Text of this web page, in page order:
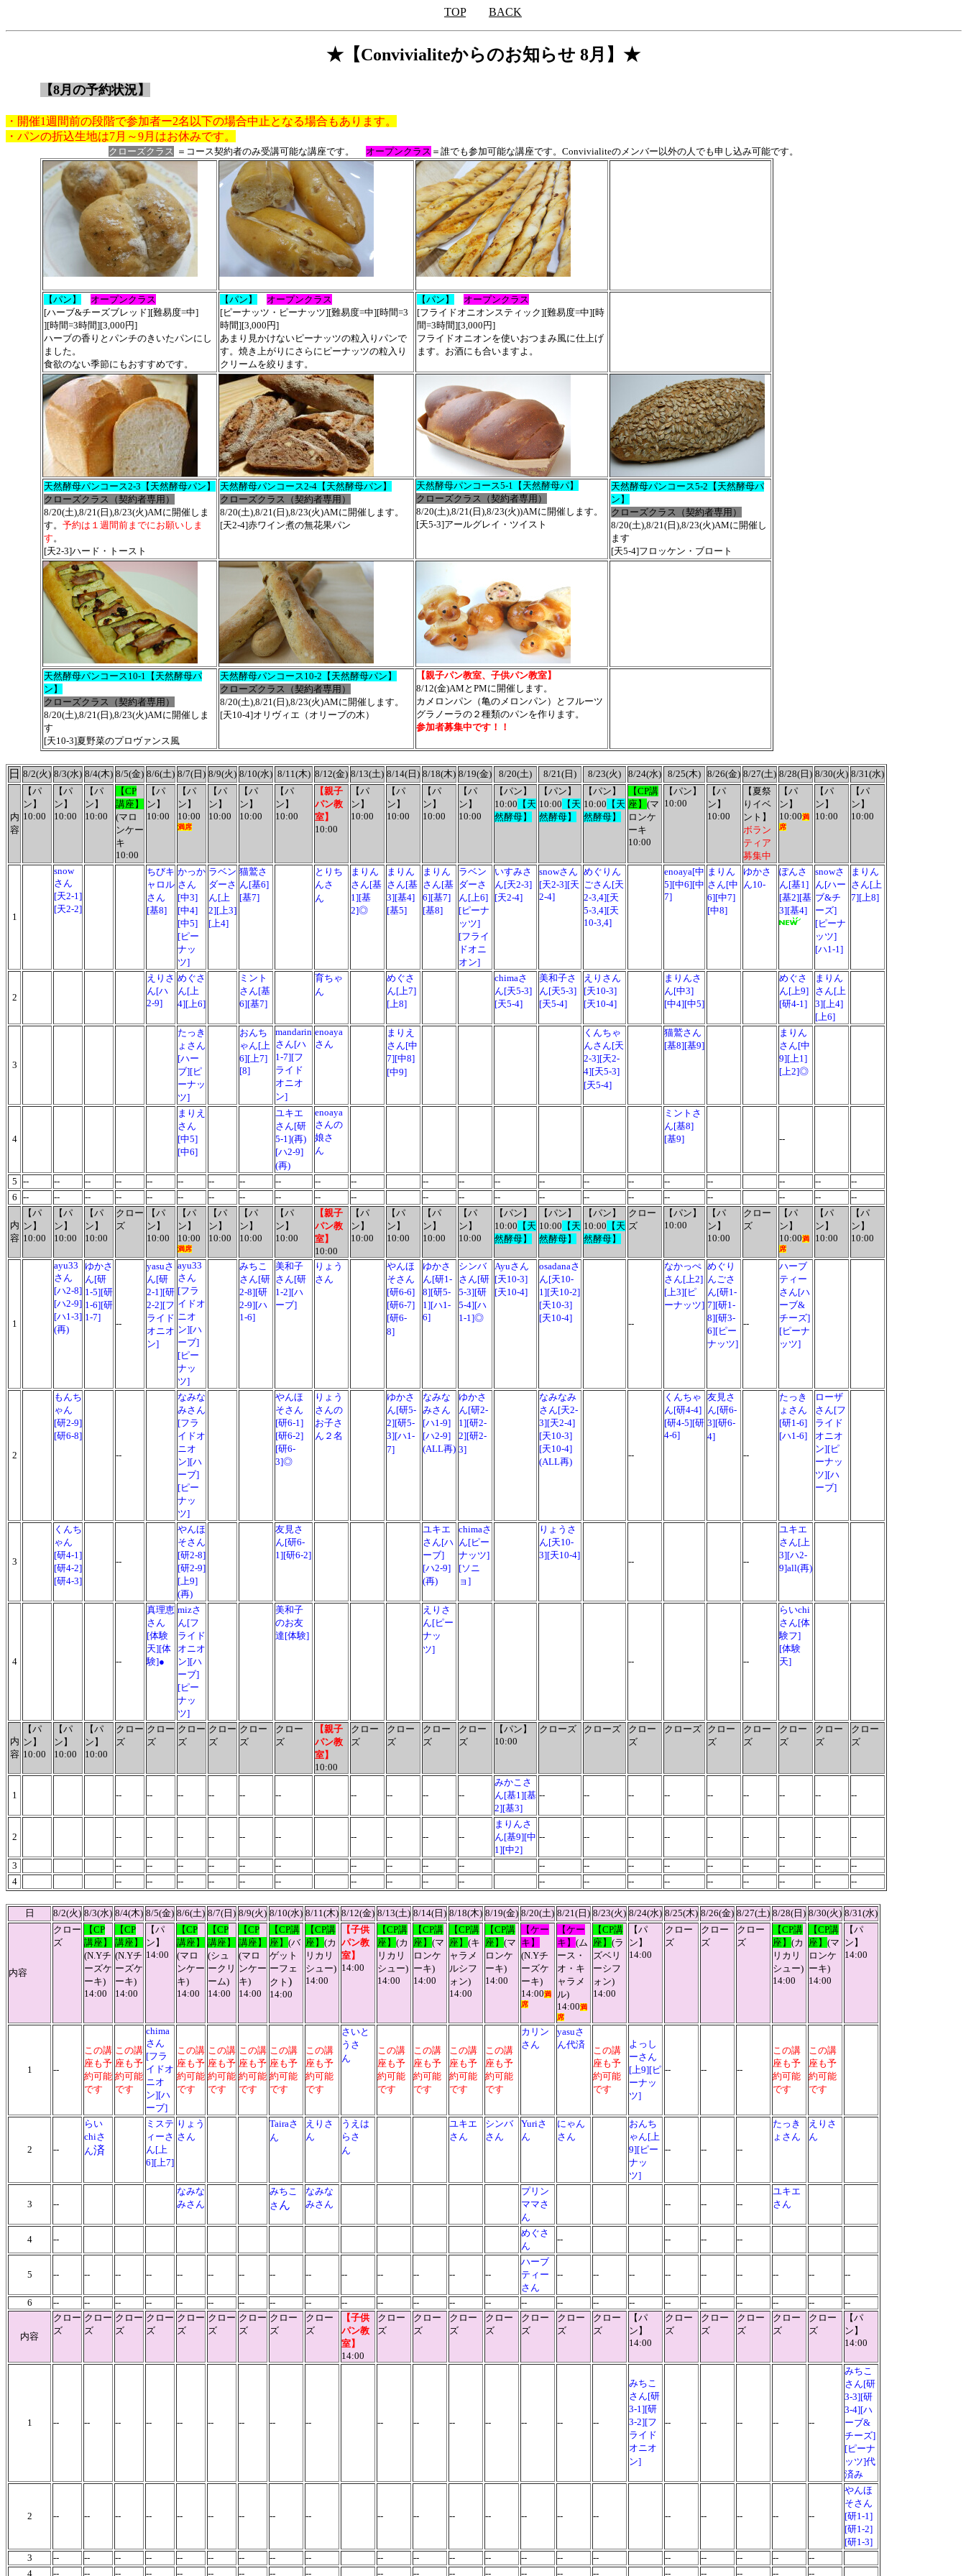
TOP BACK
★【Convivialiteからのお知らせ 8月】★
【8月の予約状況】
・開催1週間前の段階で参加者ー2名以下の場合中止となる場合もあります。
・パンの折込生地は7月～9月はお休みです。
クローズクラス ＝コース契約者のみ受講可能な講座です。 オープンクラス ＝誰でも参加可能な講座です。Convivialiteのメンバー以外の人でも申し込み可能です。
【パン】
オープンクラス
[ハーブ&チーズブレッド][難易度=中]
][時間=3時間][3,000円]
ハーブの香りとパンチのきいたパンにし
ました。
食欲のない季節にもおすすめです。
【パン】
オープンクラス
[ピーナッツ・ピーナッツ][難易度=中][時間=3
時間][3,000円]
あまり見かけないピーナッツの粒入りパンで
す。焼き上がりにさらにピーナッツの粒入り
クリームを絞ります。
【パン】
オープンクラス
[フライドオニオンスティック][難易度=中][時
間=3時間][3,000円]
フライドオニオンを使いおつまみ風に仕上げ
ます。お酒にも合いますよ。
天然酵母パンコース2-3【天然酵母パン】
クローズクラス（契約者専用）
8/20(土),8/21(日),8/23(火)AMに開催しま
す。 予約は１週間前までにお願いしま
す 。
[天2-3]ハード・トースト
天然酵母パンコース2-4【天然酵母パン】
クローズクラス（契約者専用）
8/20(土),8/21(日),8/23(火)AMに開催します。
[天2-4]赤ワイン煮の無花果パン
天然酵母パンコース5-1【天然酵母パ】
クローズクラス（契約者専用）
8/20(土),8/21(日),8/23(火))AMに開催します。
[天5-3]アールグレイ・ツイスト
天然酵母パンコース5-2【天然酵母パ
ン】
クローズクラス（契約者専用）
8/20(土),8/21(日),8/23(火)AMに開催し
ます
[天5-4]フロッケン・ブロート
天然酵母パンコース10-1【天然酵母パ
ン】
クローズクラス（契約者専用）
8/20(土),8/21(日),8/23(火)AMに開催しま
す
[天10-3]夏野菜のプロヴァンス風
天然酵母パンコース10-2【天然酵母パン】
クローズクラス（契約者専用）
8/20(土),8/21(日),8/23(火)AMに開催します。
[天10-4]オリヴィエ（オリーブの木）
【親子パン教室、子供パン教室】
8/12(金)AMとPMに開催します。
カメロンパン（亀のメロンパン）とフルーツ
グラノーラの２種類のパンを作ります。
参加者募集中です！！
日 8/2(火) 8/3(水) 8/4(木) 8/5(金) 8/6(土) 8/7(日) 8/9(火) 8/10(水) 8/11(木) 8/12(金) 8/13(土) 8/14(日) 8/18(木) 8/19(金) 8/20(土) 8/21(日) 8/23(火) 8/24(水) 8/25(木) 8/26(金) 8/27(土) 8/28(日) 8/30(火) 8/31(水)
内
容
【パ
ン】
10:00
【パ
ン】
10:00
【パ
ン】
10:00
【CP
講座】
(マロ
ンケー
キ
10:00
【パ
ン】
10:00
【パ
ン】
10:00
満席
【パ
ン】
10:00
【パ
ン】
10:00
【パ
ン】
10:00
【親子
パン教
室】
10:00
【パ
ン】
10:00
【パ
ン】
10:00
【パ
ン】
10:00
【パ
ン】
10:00
【パン】
10:00 【天
然酵母】
【パン】
10:00 【天
然酵母】
【パン】
10:00 【天
然酵母】
【CP講
座】 (マ
ロンケ
ーキ
10:00
【パン】
10:00
【パ
ン】
10:00
【夏祭
りイベ
ント】
ボラン
ティア
募集中
【パ
ン】
10:00満
席
【パ
ン】
10:00
【パ
ン】
10:00
1
snow
さん
[天2-1]
[天2-2]
ちびキ
ャロル
さん
[基8]
かっか
さん
[中3]
[中4]
[中5]
[ピー
ナッ
ツ]
ラベン
ダーさ
ん[上
2][上3]
[上4]
猫鷲さ
ん[基6]
[基7]
とりち
んさ
ん
まりん
さん[基
1][基
2]◎
まりん
さん[基
3][基4]
[基5]
まりん
さん[基
6][基7]
[基8]
ラベン
ダーさ
ん[上6]
[ピーナ
ッツ]
[フライ
ドオニ
オン]
いすみさ
ん[天2-3]
[天2-4]
snowさん
[天2-3][天
2-4]
めぐりん
ごさん[天
2-3,4][天
5-3,4][天
10-3,4]
enoaya[中
5][中6][中
7]
まりん
さん[中
6][中7]
[中8]
ゆかさ
ん10-
ぽんさ
ん[基1]
[基2][基
3][基4]
snowさ
ん[ハー
ブ&チ
ーズ]
[ピーナ
ッツ]
[ハ1-1]
まりん
さん[上
7][上8]
2
えりさ
ん[ハ
2-9]
めぐさ
ん[上
4][上6]
ミント
さん[基
6][基7]
育ちゃ
ん
めぐさ
ん[上7]
[上8]
chimaさ
ん[天5-3]
[天5-4]
美和子さ
ん[天5-3]
[天5-4]
えりさん
[天10-3]
[天10-4]
まりんさ
ん[中3]
[中4][中5]
めぐさ
ん[上9]
[研4-1]
まりん
さん[上
3][上4]
[上6]
3
たっき
ょさん
[ハー
ブ][ピ
ーナッ
ツ]
おんち
ゃん[上
6][上7]
[8]
mandarin
さん[ハ
1-7][フ
ライド
オニオ
ン]
enoaya
さん
まりえ
さん[中
7][中8]
[中9]
くんちゃ
んさん[天
2-3][天2-
4][天5-3]
[天5-4]
猫鷲さん
[基8][基9]
まりん
さん[中
9][上1]
[上2]◎
4
まりえ
さん
[中5]
[中6]
ユキエ
さん[研
5-1](再)
[ハ2-9]
(再)
enoaya
さんの
娘さ
ん
ミントさ
ん[基8]
[基9]
--
5 -- -- -- -- -- -- -- -- -- -- -- -- -- -- -- -- -- -- -- -- --
--
6 -- -- -- -- -- -- -- -- -- -- -- -- -- -- -- -- -- -- -- -- -- --
内
容
【パ
ン】
10:00
【パ
ン】
10:00
【パ
ン】
10:00
クロー
ズ
【パ
ン】
10:00
【パ
ン】
10:00
満席
【パ
ン】
10:00
【パ
ン】
10:00
【パ
ン】
10:00
【親子
パン教
室】
10:00
【パ
ン】
10:00
【パ
ン】
10:00
【パ
ン】
10:00
【パ
ン】
10:00
【パン】
10:00 【天
然酵母】
【パン】
10:00 【天
然酵母】
【パン】
10:00 【天
然酵母】
クロー
ズ
【パン】
10:00
【パ
ン】
10:00
クロー
ズ
【パ
ン】
10:00満
席
【パ
ン】
10:00
【パ
ン】
10:00
1
ayu33
さん
[ハ2-8]
[ハ2-9]
[ハ1-3]
(再)
ゆかさ
ん[研
1-5][研
1-6][研
1-7]
--
yasuさ
ん[研
2-1][研
2-2][フ
ライド
オニオ
ン]
ayu33
さん
[フラ
イドオ
ニオ
ン][ハ
ーブ]
[ピー
ナッ
ツ]
みちこ
さん[研
2-8][研
2-9][ハ
1-6]
美和子
さん[研
1-2][ハ
ーブ]
りょう
さん
やんほ
そさん
[研6-6]
[研6-7]
[研6-
8]
ゆかさ
ん[研1-
8][研5-
1][ハ1-
6]
シンバ
さん[研
5-3][研
5-4][ハ
1-1]◎
Ayuさん
[天10-3]
[天10-4]
osadanaさ
ん[天10-
1][天10-2]
[天10-3]
[天10-4]
--
なかっぺ
さん[上2]
[上3][ピ
ーナッツ]
めぐり
んごさ
ん[研1-
7][研1-
8][研3-
6][ピー
ナッツ]
--
ハーブ
ティー
さん[ハ
ーブ&
チーズ]
[ピーナ
ッツ]
2
もんち
ゃん
[研2-9]
[研6-8]
--
なみな
みさん
[フラ
イドオ
ニオ
ン][ハ
ーブ]
[ピー
ナッ
ツ]
やんほ
そさん
[研6-1]
[研6-2]
[研6-
3]◎
りょう
さんの
お子さ
ん２名
ゆかさ
ん[研5-
2][研5-
3][ハ1-
7]
なみな
みさん
[ハ1-9]
[ハ2-9]
(ALL再)
ゆかさ
ん[研2-
1][研2-
2][研2-
3]
なみなみ
さん[天2-
3][天2-4]
[天10-3]
[天10-4]
(ALL再)
--
くんちゃ
ん[研4-4]
[研4-5][研
4-6]
友見さ
ん[研6-
3][研6-
4]
--
たっき
ょさん
[研1-6]
[ハ1-6]
ローザ
さん[フ
ライド
オニオ
ン][ピ
ーナッ
ツ][ハ
ーブ]
3
くんち
ゃん
[研4-1]
[研4-2]
[研4-3]
--
やんほ
そさん
[研2-8]
[研2-9]
[上9]
(再)
友見さ
ん[研6-
1][研6-2]
ユキエ
さん[ハ
ーブ]
[ハ2-9]
(再)
chimaさ
ん[ピー
ナッツ]
[ソニ
ョ]
りょうさ
ん[天10-
3][天10-4]
-- --
ユキエ
さん[上
3][ハ2-
9]all(再)
4 --
真理恵
さん
[体験
天][体
験]●
mizさ
ん[フ
ライド
オニオ
ン][ハ
ーブ]
[ピー
ナッ
ツ]
美和子
のお友
達[体験]
えりさ
ん[ピー
ナッ
ツ]
--
--
らいchi
さん[体
験フ]
[体験
天]
内
容
【パ
ン】
10:00
【パ
ン】
10:00
【パ
ン】
10:00
クロー
ズ
クロー
ズ
クロー
ズ
クロー
ズ
クロー
ズ
クロー
ズ
【親子
パン教
室】
10:00
クロー
ズ
クロー
ズ
クロー
ズ
クロー
ズ
【パン】
10:00
クローズ クローズ
クロー
ズ
クローズ クロー
ズ
クロー
ズ
クロー
ズ
クロー
ズ
クロー
ズ
1 -- -- -- -- -- -- -- -- -- --
みかこさ
ん[基1][基
2][基3]
-- -- -- -- -- -- -- -- --
2 -- -- -- -- -- -- -- -- -- --
まりんさ
ん[基9][中
1][中2]
-- -- -- -- -- -- -- -- --
3 -- -- -- -- -- -- -- -- -- -- -- -- -- -- -- -- -- --
--
4
-- -- -- -- -- -- -- -- -- -- -- -- -- -- -- -- -- -- --
日 8/2(火) 8/3(水) 8/4(木) 8/5(金) 8/6(土) 8/7(日) 8/9(火) 8/10(水) 8/11(木) 8/12(金) 8/13(土) 8/14(日) 8/18(木) 8/19(金) 8/20(土) 8/21(日) 8/23(火) 8/24(水) 8/25(木) 8/26(金) 8/27(土) 8/28(日) 8/30(火) 8/31(水)
内容
クロー
ズ
【CP
講座】
(N.Yチ
ーズケ
ーキ)
14:00
【CP
講座】
(N.Yチ
ーズケ
ーキ)
14:00
【パ
ン】
14:00
【CP
講座】
(マロ
ンケー
キ)
14:00
【CP
講座】
(シュ
ークリ
ーム)
14:00
【CP
講座】
(マロ
ンケー
キ)
14:00
【CP講
座】 (バ
ゲット
ーフェ
クト )
14:00
【CP講
座】 (カ
リカリ
シュー)
14:00
【子供
パン教
室】
14:00
【CP講
座】 (カ
リカリ
シュー)
14:00
【CP講
座】 (マ
ロンケ
ーキ)
14:00
【CP講
座】 (キ
ャラメ
ルシフ
ォン)
14:00
【CP講
座】 (マ
ロンケ
ーキ)
14:00
【ケー
キ】
(N.Yチ
ーズケ
ーキ)
14:00満
席
【ケー
キ】 (ム
ース・
オ・キ
ャラメ
ル)
14:00満
席
【CP講
座】 (ラ
ズベリ
ーシフ
ォン)
14:00
【パ
ン】
14:00
クロー
ズ
クロー
ズ
クロー
ズ
【CP講
座】 (カ
リカリ
シュー)
14:00
【CP講
座】 (マ
ロンケ
ーキ)
14:00
【パ
ン】
14:00
1 --
この講
座も予
約可能
です
この講
座も予
約可能
です
chima
さん
[フラ
イドオ
ニオ
ン][ハ
ーブ]
この講
座も予
約可能
です
この講
座も予
約可能
です
この講
座も予
約可能
です
この講
座も予
約可能
です
この講
座も予
約可能
です
さいと
うさ
ん
この講
座も予
約可能
です
この講
座も予
約可能
です
この講
座も予
約可能
です
この講
座も予
約可能
です
カリン
さん
yasuさ
ん代済
この講
座も予
約可能
です
よっし
ーさん
[上9][ピ
ーナッ
ツ]
-- -- --
この講
座も予
約可能
です
この講
座も予
約可能
です
2 --
らい
chiさ
ん済
ミステ
ィーさ
ん[上
6][上7]
りょう
さん
Tairaさ
ん
えりさ
ん
うえは
らさ
ん
ユキエ
さん
シンバ
さん
Yuriさ
ん
にゃん
さん
おんち
ゃん[上
9][ピー
ナッ
ツ]
-- -- --
たっき
ょさん
えりさ
ん
3 --
なみな
みさん
みちこ
さ ん
なみな
みさん
プリン
ママさ
ん
-- -- --
ユキエ
さん
4 --
めぐさ
ん
-- -- -- --
5 -- -- -- -- -- -- -- -- -- -- -- -- -- --
ハーブ
ティー
さん
-- -- -- -- -- -- -- -- --
6 -- -- -- -- -- -- -- -- -- -- -- -- -- -- -- -- -- -- -- -- -- -- -- --
内容
クロー
ズ
クロー
ズ
クロー
ズ
クロー
ズ
クロー
ズ
クロー
ズ
クロー
ズ
クロー
ズ
クロー
ズ
【子供
パン教
室】
14:00
クロー
ズ
クロー
ズ
クロー
ズ
クロー
ズ
クロー
ズ
クロー
ズ
クロー
ズ
【パ
ン】
14:00
クロー
ズ
クロー
ズ
クロー
ズ
クロー
ズ
クロー
ズ
【パ
ン】
14:00
1 -- -- -- -- -- -- -- -- -- -- -- -- -- -- -- --
みちこ
さん[研
3-1][研
3-2][フ
ライド
オニオ
ン]
-- -- -- -- --
みちこ
さん[研
3-3][研
3-4][ハ
ーブ&
チーズ]
[ピーナ
ッツ]代
済み
2 -- -- -- -- -- -- -- -- -- -- -- -- -- -- -- -- -- -- -- -- --
やんほ
そさん
[研1-1]
[研1-2]
[研1-3]
3
-- -- -- -- -- -- -- -- -- -- -- -- -- -- -- -- -- -- -- --
--
4
-- -- -- -- -- -- -- -- -- -- -- -- -- -- -- -- -- -- -- -- --